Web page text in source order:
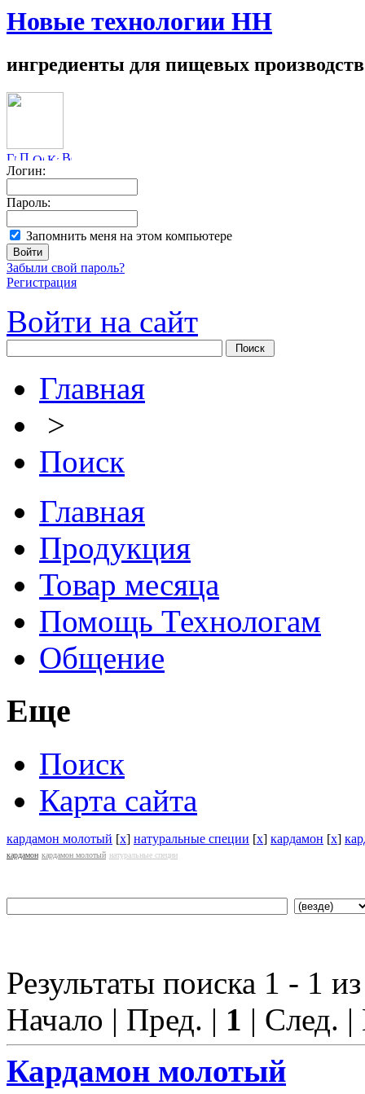
Новые технологии НН
ингредиенты для пищевых производств
Логин:
Пароль:
Запомнить меня на этом компьютере
Забыли свой пароль?
Регистрация
Войти на сайт
Главная
>
Поиск
Главная
Продукция
Товар месяца
Помощь Технологам
Общение
Еще
Поиск
Карта сайта
кардамон молотый [x] натуральные специи [x] кардамон [x]
кардамон кардамон молотый натуральные специи
Результаты поиска 1 - 1
Начало | Пред. | 1 | След.
Кардамон молотый